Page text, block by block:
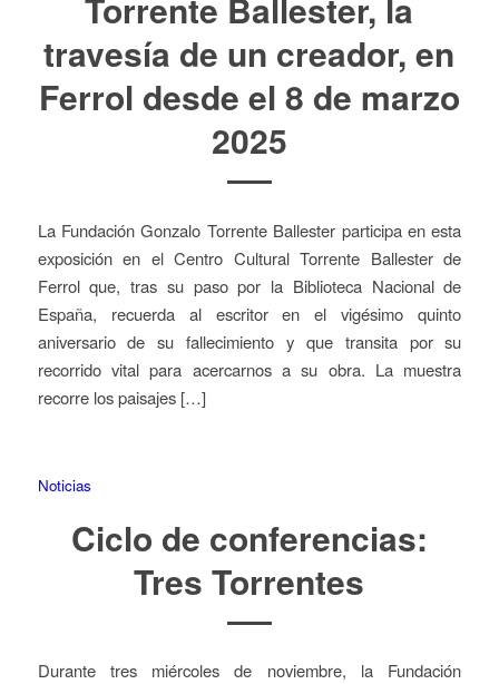
Torrente Ballester, la
travesía de un creador, en
Ferrol desde el 8 de marzo
2025
La Fundación Gonzalo Torrente Ballester participa en esta
exposición en el Centro Cultural Torrente Ballester de
Ferrol que, tras su paso por la Biblioteca Nacional de
España, recuerda al escritor en el vigésimo quinto
aniversario de su fallecimiento y que transita por su
recorrido vital para acercarnos a su obra. La muestra
recorre los paisajes […]
Noticias
Ciclo de conferencias:
Tres Torrentes
Durante tres miércoles de noviembre, la Fundación